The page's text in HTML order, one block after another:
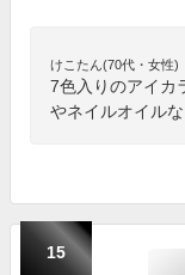
けこたん(70代・女性)
7色入りのアイカ
やネイルオイル
15